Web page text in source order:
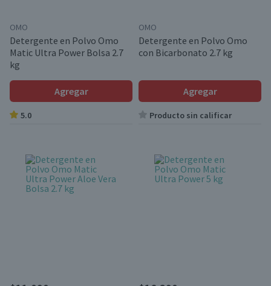
OMO
Detergente en Polvo Omo
Matic Ultra Power Bolsa 2.7
kg
Agregar
5.0
OMO
Detergente en Polvo Omo
con Bicarbonato 2.7 kg
Agregar
Producto sin calificar